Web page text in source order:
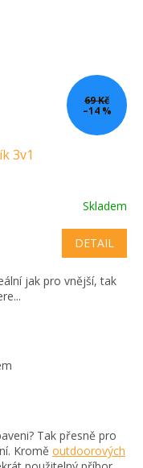
69 Kč
–14 %
3v1
Skladem
DETAIL
jak pro vnější, tak
Tak přesně pro
Kromě outdoorových